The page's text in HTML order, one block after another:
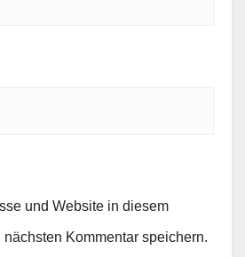
und Website in diesem
nächsten Kommentar speichern.